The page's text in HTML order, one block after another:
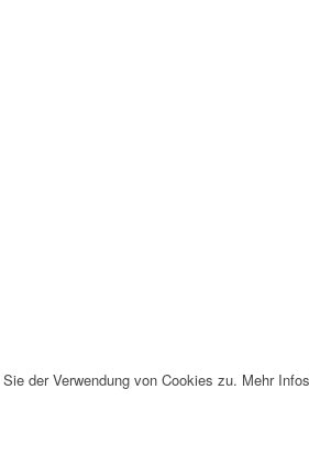
der Verwendung von Cookies zu. Mehr